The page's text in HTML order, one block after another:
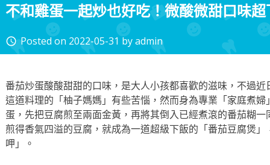
不和雞蛋一起炒也好吃！微酸微甜口味超
access_time Posted on 2022-05-31 byadmin
番茄炒蛋酸酸甜甜的口味，是大人小孩都喜歡的滋味，不過
這道料理的「柚子媽媽」有些苦惱，然而身為專業「家庭煮
蛋，先把豆腐煎至兩面金黃，再將其倒入已經煮滾的番茄糊
煎得香氣四溢的豆腐，就成為一道超級下飯的「番茄豆腐煲
呷」。